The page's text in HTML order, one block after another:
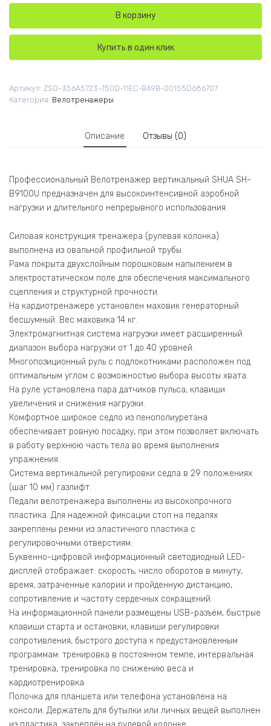
В корзину
Купить в один клик
Артикул: ZSO-356A5723-750D-11EC-BA9B-00155D686707
Категория: Велотренажеры
Описание Отзывы (0)
Профессиональный Велотренажер вертикальный SHUA SH-
B9100U предназначен для высокоинтенсивной аэробной
нагрузки и длительного непрерывного использования.
Силовая конструкция тренажера (рулевая колонка)
выполнена из овальной профильной трубы.
Рама покрыта двухслойным порошковым напылением в
электростатическом поле для обеспечения максимального
сцепления и структурной прочности.
На кардиотренажере установлен маховик генераторный
бесшумный. Вес маховика 14 кг.
Электромагнитная система нагрузки имеет расширенный
диапазон выбора нагрузки от 1 до 40 уровней.
Многопозиционный руль с подлокотниками расположен под
оптимальным углом с возможностью выбора высоты хвата.
На руле установлена пара датчиков пульса, клавиши
увеличения и снижения нагрузки.
Комфортное широкое седло из пенополиуретана
обеспечивает ровную посадку, при этом позволяет включать
в работу верхнюю часть тела во время выполнения
упражнения.
Система вертикальной регулировки седла в 29 положениях
(шаг 10 мм) газлифт.
Педали велотренажера выполнены из высокопрочного
пластика. Для надежной фиксации стоп на педалях
закреплены ремни из эластичного пластика с
регулировочными отверстиям.
Буквенно-цифровой информационный светодиодный LED-
дисплей отображает: скорость, число оборотов в минуту,
время, затраченные калории и пройденную дистанцию,
сопротивление и частоту сердечных сокращений.
На информационной панели размещены USB-разъём, быстрые
клавиши старта и остановки, клавиши регулировки
сопротивления, быстрого доступа к предустановленным
программам: тренировка в постоянном темпе, интервальная
тренировка, тренировка по снижению веса и
кардиотренировка.
Полочка для планшета или телефона установлена на
консоли. Держатель для бутылки или личных вещей выполнен